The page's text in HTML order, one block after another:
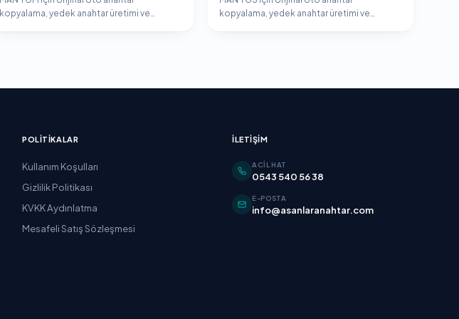
kopyalama, yedek anahtar üretimi ve
kopyalama, yedek anahtar üretimi ve
POLITIKALAR
Kullanım Koşulları
Gizlilik Politikası
KVKK Aydınlatma
Mesafeli Satış Sözleşmesi
İLETIŞIM
ACIL HAT
0543 540 56 38
E-POSTA
info@asanlaranahtar.com